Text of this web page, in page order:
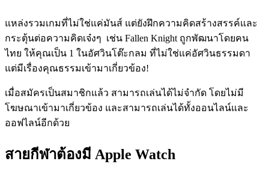
แหล่งรวมเกมที่ไม่ใช่แค่มันส์ แต่ยังฝึกความคิดสร้างสรรค์และ
กระตุ้นต่อความคิดเจ๋งๆ เช่น Fallen Knight ถูกพัฒนาโดยคน
ไทย ให้คุณเป็น 1 ในอัศวินโต๊ะกลม ที่ไม่ใช่แค่อัศวินธรรมดา
แต่มีเรื่องคุณธรรมเข้ามาเกี่ยวข้อง!
เมื่อสมัครเป็นสมาชิกแล้ว สามารถเล่นได้ไม่จำกัด โดยไม่มี
โฆษณาเข้ามาเกี่ยวข้อง และสามารถเล่นได้ทั้งออนไลน์และ
ออฟไลน์อีกด้วย
สายกีฬาต้องมี Apple Watch